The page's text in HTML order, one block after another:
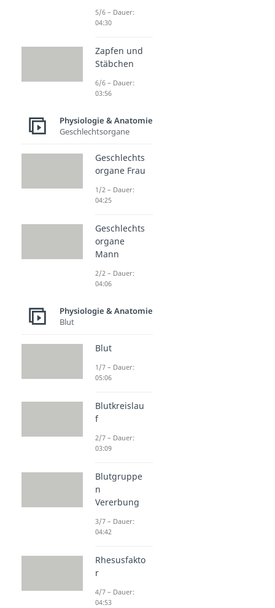
5/6 – Dauer:
04:30
Zapfen und
Stäbchen
6/6 – Dauer:
03:56
Physiologie & Anatomie
Geschlechtsorgane
Geschlechts
organe Frau
1/2 – Dauer:
04:25
Geschlechts
organe
Mann
2/2 – Dauer:
04:06
Physiologie & Anatomie
Blut
Blut
1/7 – Dauer:
05:06
Blutkreislau
f
2/7 – Dauer:
03:09
Blutgruppe
n
Vererbung
3/7 – Dauer:
04:42
Rhesusfakto
r
4/7 – Dauer:
04:53